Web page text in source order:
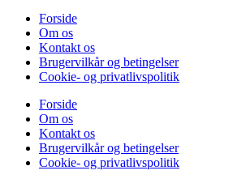
Forside
Om os
Kontakt os
Brugervilkår og betingelser
Cookie- og privatlivspolitik
Forside
Om os
Kontakt os
Brugervilkår og betingelser
Cookie- og privatlivspolitik